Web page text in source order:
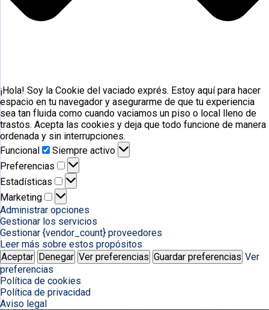
¡Hola! Soy la Cookie del vaciado exprés. Estoy aquí para hacer
espacio en tu navegador y asegurarme de que tu experiencia
sea tan fluida como cuando vaciamos un piso o local lleno de
trastos. Acepta las cookies y deja que todo funcione de manera
ordenada y sin interrupciones.
Funcional
Funcional
Siempre activo
Preferencias
Preferencias
Estadísticas
Estadísticas
Marketing
Marketing
Administrar opciones
Gestionar los servicios
Gestionar {vendor_count} proveedores
Leer más sobre estos propósitos
Aceptar Denegar Ver preferencias Guardar preferencias Ver
preferencias
Política de cookies
Política de privacidad
Aviso legal